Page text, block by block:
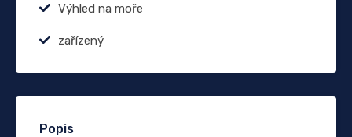
Výhled na moře
zařízený
Popis